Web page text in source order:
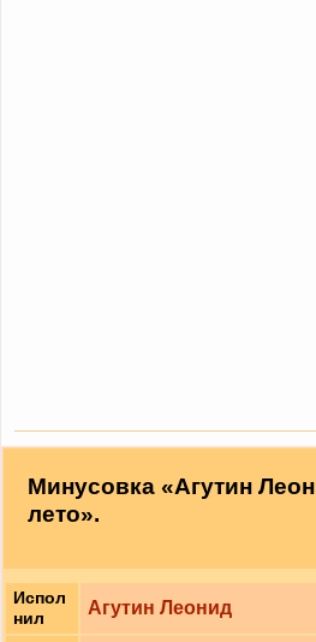
Минусовка «Агутин
лето».
Испол
нил
Агутин Леонид